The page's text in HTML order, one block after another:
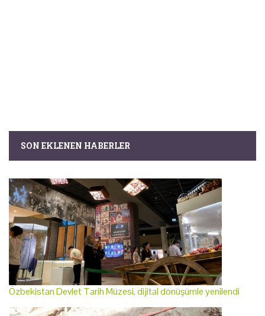
SON EKLENEN HABERLER
Özbekistan Devlet Tarih Müzesi, dijital dönüşümle yenilendi